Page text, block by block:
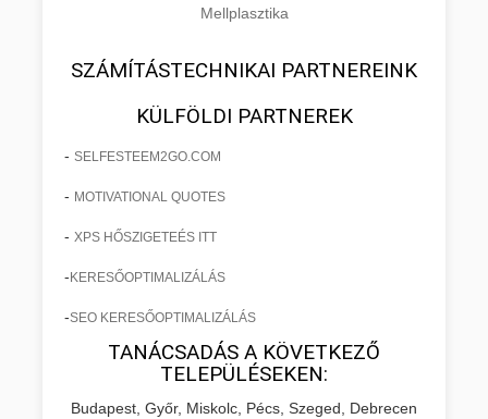
Mellplasztika
SZÁMÍTÁSTECHNIKAI PARTNEREINK
KÜLFÖLDI PARTNEREK
- SELFESTEEM2GO.COM
- MOTIVATIONAL QUOTES
- XPS HŐSZIGETEÉS ITT
- KERESŐOPTIMALIZÁLÁS
-SEO KERESŐOPTIMALIZÁLÁS
TANÁCSADÁS A KÖVETKEZŐ
TELEPÜLÉSEKEN:
Budapest, Győr, Miskolc, Pécs, Szeged, Debrecen